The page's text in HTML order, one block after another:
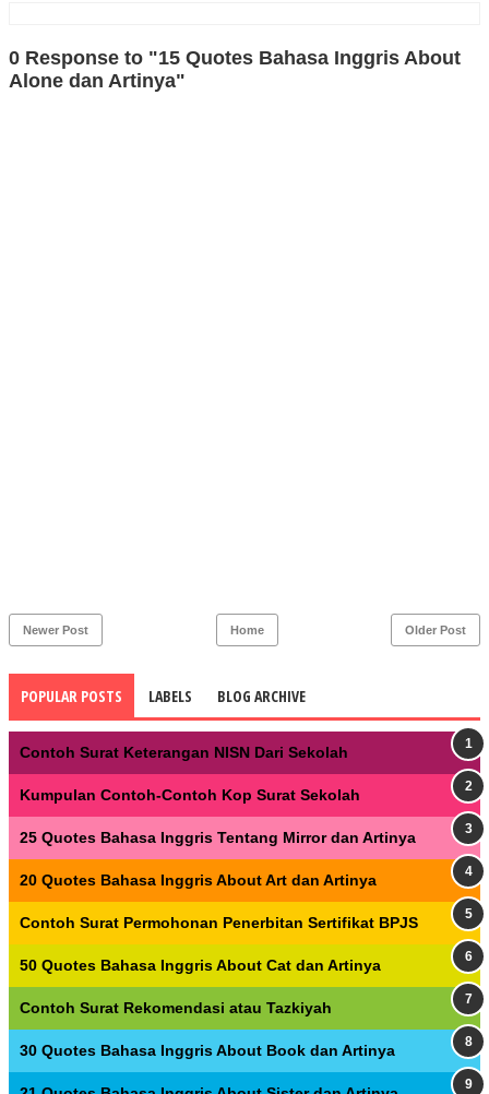
0 Response to "15 Quotes Bahasa Inggris About
Alone dan Artinya"
Newer Post Older Post
Home
POPULAR POSTS LABELS BLOG ARCHIVE
Contoh Surat Keterangan NISN Dari Sekolah
Kumpulan Contoh-Contoh Kop Surat Sekolah
25 Quotes Bahasa Inggris Tentang Mirror dan Artinya
20 Quotes Bahasa Inggris About Art dan Artinya
Contoh Surat Permohonan Penerbitan Sertifikat BPJS
50 Quotes Bahasa Inggris About Cat dan Artinya
Contoh Surat Rekomendasi atau Tazkiyah
30 Quotes Bahasa Inggris About Book dan Artinya